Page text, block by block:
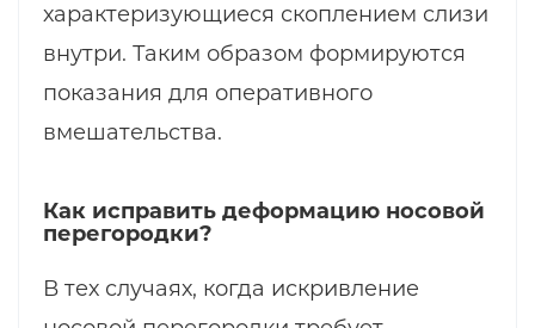
характеризующиеся скоплением слизи
внутри. Таким образом формируются
показания для оперативного
вмешательства.
Как исправить деформацию носовой
перегородки?
В тех случаях, когда искривление